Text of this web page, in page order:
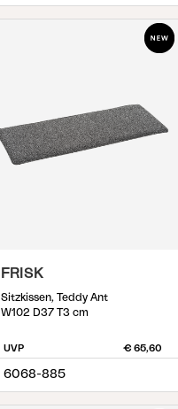
FRISK
Sitzkissen, Teddy Ant
W102 D37 T3 cm
UVP € 65,60
6068-885